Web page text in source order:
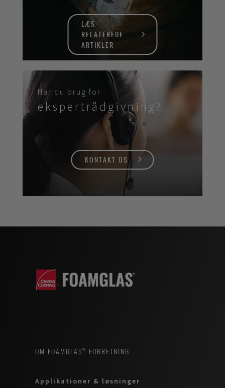
LÆS
RELATEREDE
ARTIKLER
Har du brug for
ekspertrådgivning?
KONTAKT OS
OM FOAMGLAS® FORRETNING
Applikationer & løsninger